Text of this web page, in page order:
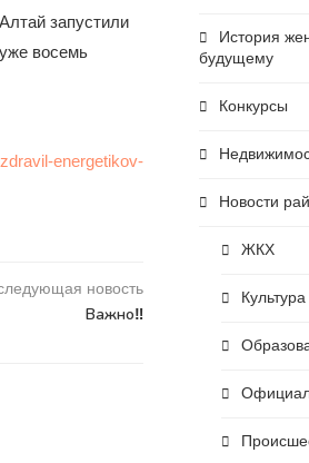
запустили
восемь
energetikov-
новость
Важно‼️
История
будущему
Конкурсы
Новости
ЖКХ
Культура